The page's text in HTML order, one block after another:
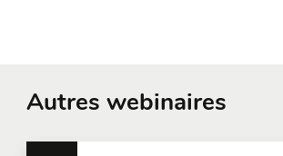
Autres webinaires